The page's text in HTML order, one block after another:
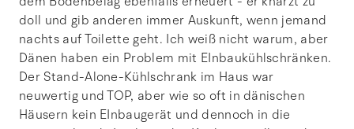
doll und gib anderen immer Auskunft, wenn jemand
nachts auf Toilette geht. Ich weiß nicht warum, aber
Dänen haben ein Problem mit EInbaukühlschränken.
Der Stand-Alone-Kühlschrank im Haus war
neuwertig und TOP, aber wie so oft in dänischen
Häusern kein EInbaugerät und dennoch in die